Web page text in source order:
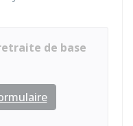
de base